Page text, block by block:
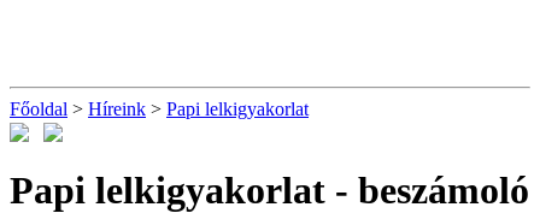
Főoldal > Híreink > Papi lelkigyakorlat
Papi lelkigyakorlat - beszámoló